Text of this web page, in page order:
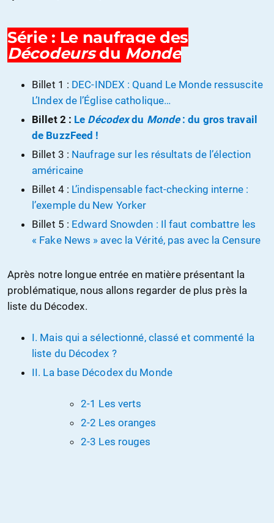
Série : Le naufrage des
Décodeursdu Monde
Billet 1 : DEC-INDEX : Quand Le Monde ressuscite
L’Index de l’Église catholique…
Billet 2 : Le Décodexdu Monde: du gros travail
de BuzzFeed !
Billet 3 : Naufrage sur les résultats de l’élection
américaine
Billet 4 : L’indispensable fact-checking interne :
l’exemple du New Yorker
Billet 5 : Edward Snowden : Il faut combattre les
« Fake News » avec la Vérité, pas avec la Censure
Après notre longue entrée en matière présentant la
problématique, nous allons regarder de plus près la
liste du Décodex.
I. Mais qui a sélectionné, classé et commenté la
liste du Décodex ?
II. La base Décodex du Monde
2-1 Les verts
2-2 Les oranges
2-3 Les rouges